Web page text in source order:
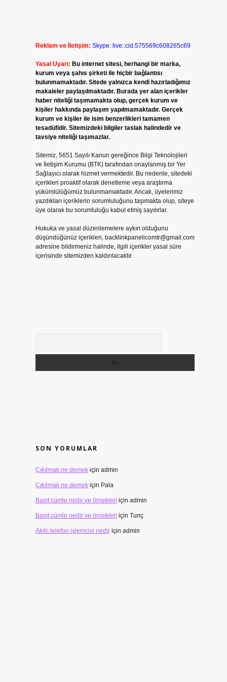
Reklam ve İletişim: Skype: live:.cid.575569c608265c69
Yasal Uyarı: Bu internet sitesi, herhangi bir marka,
kurum veya şahıs şirketi ile hiçbir bağlantısı
bulunmamaktadır. Sitede yalnızca kendi hazırladığımız
makaleler paylaşılmaktadır. Burada yer alan içerikler
haber niteliği taşımamakta olup, gerçek kurum ve
kişiler hakkında paylaşım yapılmamaktadır. Gerçek
kurum ve kişiler ile isim benzerlikleri tamamen
tesadüfidir. Sitemizdeki bilgiler taslak halindedir ve
tavsiye niteliği taşımazlar.
Sitemiz, 5651 Sayılı Kanun gereğince Bilgi Teknolojileri
ve İletişim Kurumu (BTK) tarafından onaylanmış bir Yer
Sağlayıcı olarak hizmet vermektedir. Bu nedenle, sitedeki
içerikleri proaktif olarak denetleme veya araştırma
yükümlülüğümüz bulunmamaktadır. Ancak, üyelerimiz
yazdıkları içeriklerin sorumluluğunu taşımakta olup, siteye
üye olarak bu sorumluluğu kabul etmiş sayılırlar.
Hukuka ve yasal düzenlemelere aykırı olduğunu
düşündüğünüz içerikleri, backlinkpanelicomtr@gmail.com
adresine bildirmeniz halinde, ilgili içerikler yasal süre
içerisinde sitemizden kaldırılacaktır.
SON YORUMLAR
Çıkılmak ne demekiçin admin
Çıkılmak ne demekiçin Pala
Basit cümle nedir ve örnekleri için admin
Basit cümle nedir ve örnekleri için Tunç
Akıllı telefon işlemcisi nediriçin admin